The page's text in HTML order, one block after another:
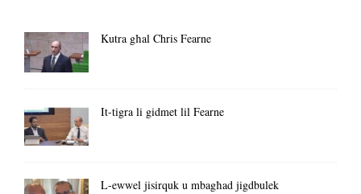
Kutra għal Chris Fearne
It-tigra li gidmet lil Fearne
L-ewwel jisirquk u mbagħad jigdbulek